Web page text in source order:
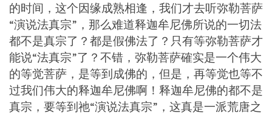
的时间，这个因缘成熟相逢，我们才去听弥勒菩萨
“演说法真宗”，那么难道释迦牟尼佛所说的一切法
都不是真宗了？都是假佛法了？只有等弥勒菩萨才
能说“法真宗”了？不错，弥勒菩萨確实是一个伟大
的等觉菩萨，是等到成佛的，但是，再等觉也等不
过我们伟大的释迦牟尼佛啊！释迦牟尼佛的都不是
真宗，要等到祂“演说法真宗”，这真是一派荒唐之